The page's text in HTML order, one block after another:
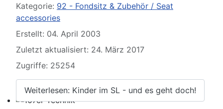
Kategorie: 92 - Fondsitz & Zubehör / Seat
accessories
Erstellt: 04. April 2003
Zuletzt aktualisiert: 24. März 2017
Zugriffe: 25254
Weiterlesen: Kinder im SL - und es geht doch!